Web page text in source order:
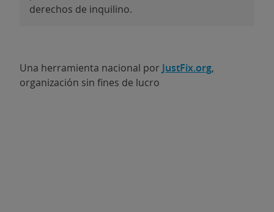
derechos de inquilino.
Una herramienta nacional por JustFix.org,
organización sin fines de lucro